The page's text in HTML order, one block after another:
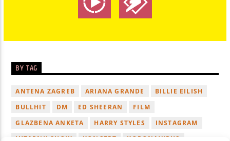
BY TAG
ANTENA ZAGREB ARIANA GRANDE
BILLIE EILISH
BULLHIT
DM ED SHEERAN
FILM
GLAZBENA ANKETA
HARRY STYLES
INSTAGRAM
JUTARNJI SHOW
KONCERT KORONAVIRUS